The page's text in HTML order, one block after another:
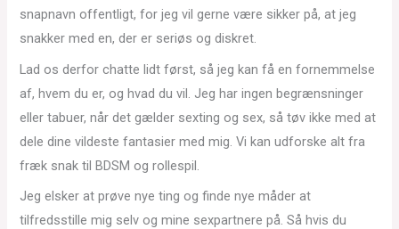
snapnavn offentligt, for jeg vil gerne være sikker på, at jeg
snakker med en, der er seriøs og diskret.
Lad os derfor chatte lidt først, så jeg kan få en fornemmelse
af, hvem du er, og hvad du vil. Jeg har ingen begrænsninger
eller tabuer, når det gælder sexting og sex, så tøv ikke med at
dele dine vildeste fantasier med mig. Vi kan udforske alt fra
fræk snak til BDSM og rollespil.
Jeg elsker at prøve nye ting og finde nye måder at
tilfredsstille mig selv og mine sexpartnere på. Så hvis du